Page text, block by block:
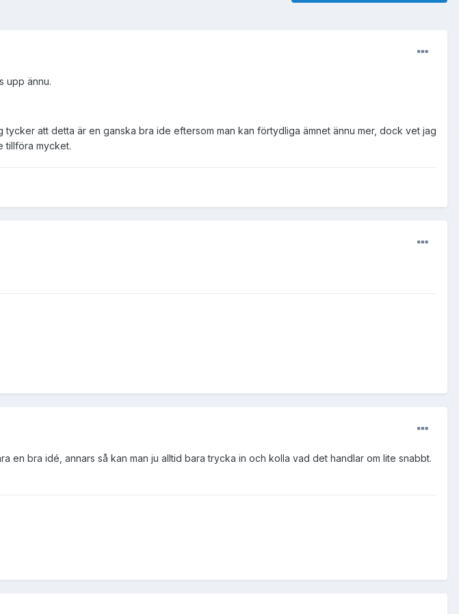
upp ännu.
tycker att detta är en ganska bra ide eftersom man kan förtydliga ämnet ännu mer, dock vet jag
tillföra mycket.
en bra idé, annars så kan man ju alltid bara trycka in och kolla vad det handlar om lite snabbt.